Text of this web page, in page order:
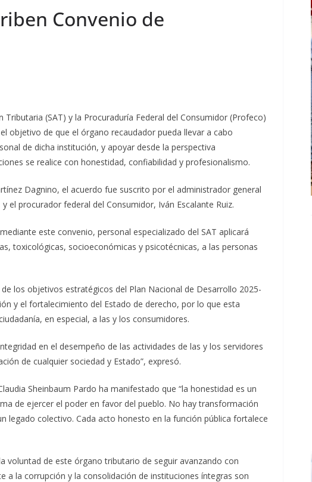
Convenio de
Tributaria (SAT) y la Procuraduría Federal del Consumidor (Profeco)
objetivo de que el órgano recaudador pueda llevar a cabo
de dicha institución, y apoyar desde la perspectiva
se realice con honestidad, confiabilidad y profesionalismo.
Dagnino, el acuerdo fue suscrito por el administrador general
el procurador federal del Consumidor, Iván Escalante Ruiz.
este convenio, personal especializado del SAT aplicará
toxicológicas, socioeconómicas y psicotécnicas, a las personas
los objetivos estratégicos del Plan Nacional de Desarrollo 2025-
y el fortalecimiento del Estado de derecho, por lo que esta
en especial, a las y los consumidores.
en el desempeño de las actividades de las y los servidores
de cualquier sociedad y Estado”, expresó.
Sheinbaum Pardo ha manifestado que “la honestidad es un
de ejercer el poder en favor del pueblo. No hay transformación
legado colectivo. Cada acto honesto en la función pública fortalece
voluntad de este órgano tributario de seguir avanzando con
a la corrupción y la consolidación de instituciones íntegras son